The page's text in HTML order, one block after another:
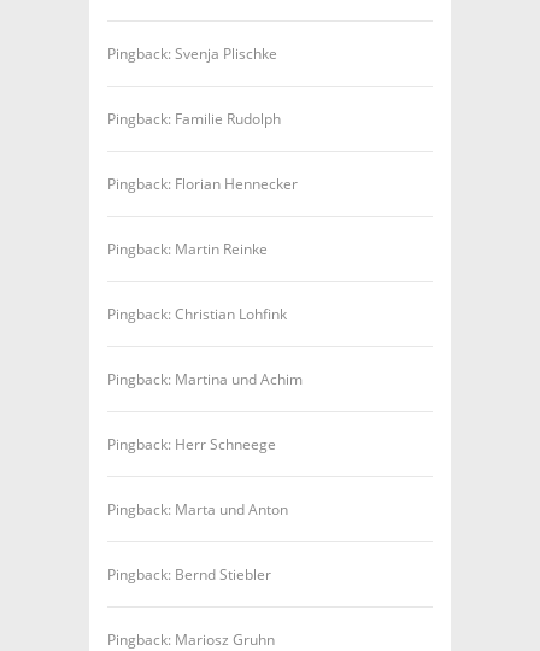
Pingback: Svenja Plischke
Pingback: Familie Rudolph
Pingback: Florian Hennecker
Pingback: Martin Reinke
Pingback: Christian Lohfink
Pingback: Martina und Achim
Pingback: Herr Schneege
Pingback: Marta und Anton
Pingback: Bernd Stiebler
Pingback: Mariosz Gruhn